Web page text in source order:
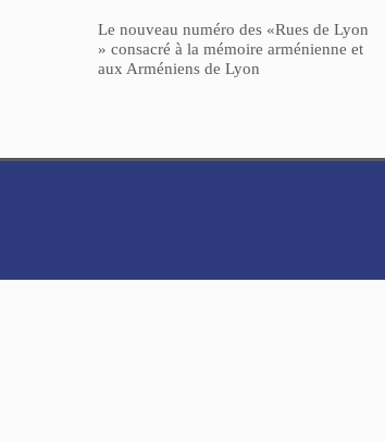
Le nouveau numéro des «Rues de Lyon
» consacré à la mémoire arménienne et
aux Arméniens de Lyon